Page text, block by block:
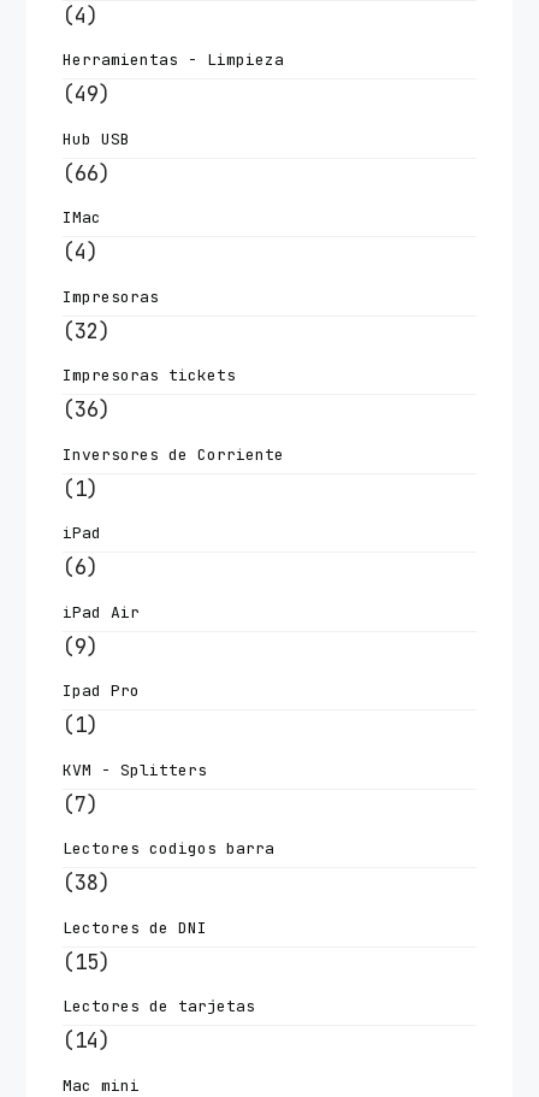
(4)
Herramientas - Limpieza
(49)
Hub USB
(66)
IMac
(4)
Impresoras
(32)
Impresoras tickets
(36)
Inversores de Corriente
(1)
iPad
(6)
iPad Air
(9)
Ipad Pro
(1)
KVM - Splitters
(7)
Lectores codigos barra
(38)
Lectores de DNI
(15)
Lectores de tarjetas
(14)
Mac mini